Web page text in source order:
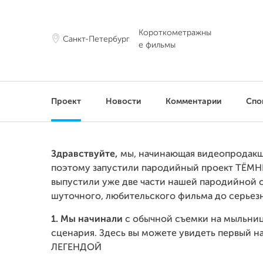
Санкт-Петербург
Короткометражны
е фильмы
Проект Новости Комментарии
Здравствуйте, мы, начинающая
поэтому запустили пародийный проект
выпустили уже две части нашей пародийной
шуточного, любительского фильма до
1. Мы начинали с обычной съемки на
сценария. Здесь вы можете увидеть первый
ЛЕГЕНДОЙ